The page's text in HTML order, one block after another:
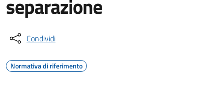
separazione
Condividi
Normativa di riferimento